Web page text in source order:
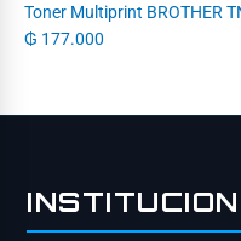
Toner Multiprint BROTHER
₲ 177.000